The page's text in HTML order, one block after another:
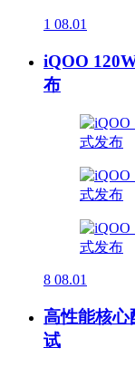
1 08.01
iQOO
布
8 08.01
高性能核心
试